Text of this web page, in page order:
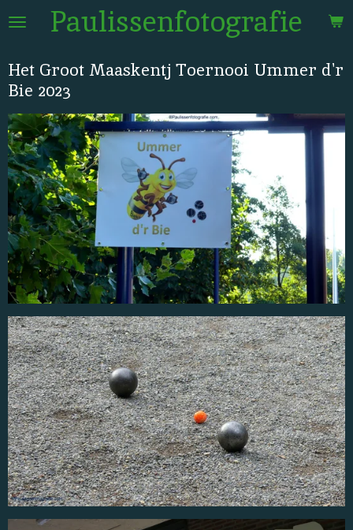
Ga
de
hoofdinhoud
Paulissenfotografie
Het Groot Maaskentj Toernooi Ummer d'r
Bie 2023